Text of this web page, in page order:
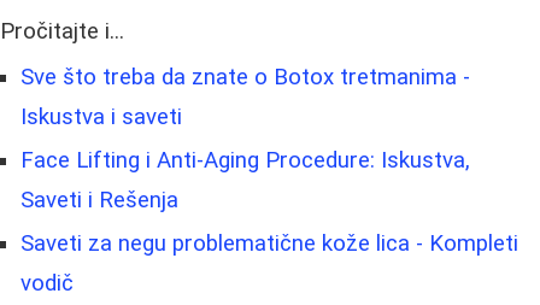
Pročitajte i...
Sve što treba da znate o Botox tretmanima -
Iskustva i saveti
Face Lifting i Anti-Aging Procedure: Iskustva,
Saveti i Rešenja
Saveti za negu problematične kože lica - Kompleti
vodič